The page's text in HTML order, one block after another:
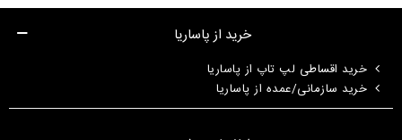
خرید از پاساریا
خرید اقساطی لپ تاپ از پاساریا
خرید سازمانی/عمده از پاساریا